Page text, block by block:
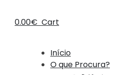
0.00€ Cart
Início
O que Procura?